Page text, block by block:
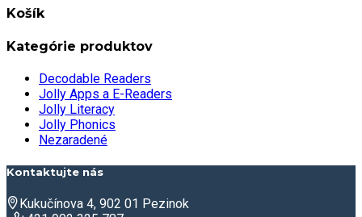
Košík
Kategórie produktov
Decodable Readers
Jolly Apps a E-Readers
Jolly Literacy
Jolly Phonics
Nezaradené
Kontaktujte nás
Kukučínova 4, 902 01 Pezinok